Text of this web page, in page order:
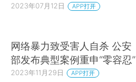
2023年07月12日 APP打开
网络暴力致受害人自杀 公安
部发布典型案例重申“零容忍”
2023年11月29日 APP打开